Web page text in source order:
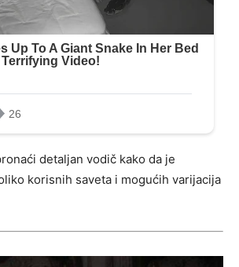
detaljan vodič kako da je
korisnih saveta i mogućih varijacija